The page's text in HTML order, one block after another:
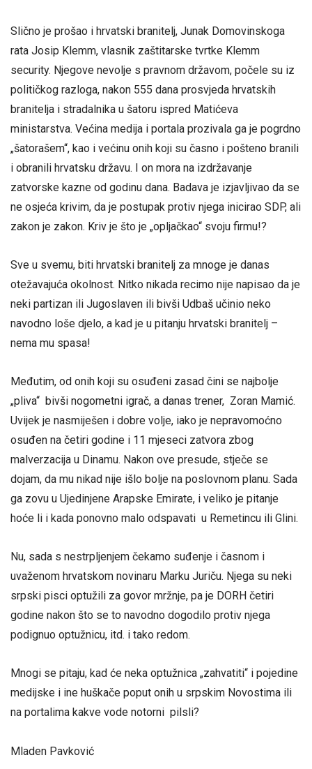
Slično je prošao i hrvatski branitelj, Junak Domovinskoga
rata Josip Klemm, vlasnik zaštitarske tvrtke Klemm
security. Njegove nevolje s pravnom državom, počele su iz
političkog razloga, nakon 555 dana prosvjeda hrvatskih
branitelja i stradalnika u šatoru ispred Matićeva
ministarstva. Većina medija i portala prozivala ga je pogrdno
„šatorašem“, kao i većinu onih koji su časno i pošteno branili
i obranili hrvatsku državu. I on mora na izdržavanje
zatvorske kazne od godinu dana. Badava je izjavljivao da se
ne osjeća krivim, da je postupak protiv njega inicirao SDP, ali
zakon je zakon. Kriv je što je „opljačkao“ svoju firmu!?
Sve u svemu, biti hrvatski branitelj za mnoge je danas
otežavajuća okolnost. Nitko nikada recimo nije napisao da je
neki partizan ili Jugoslaven ili bivši Udbaš učinio neko
navodno loše djelo, a kad je u pitanju hrvatski branitelj –
nema mu spasa!
Međutim, od onih koji su osuđeni zasad čini se najbolje
„pliva“ bivši nogometni igrač, a danas trener, Zoran Mamić.
Uvijek je nasmiješen i dobre volje, iako je nepravomoćno
osuđen na četiri godine i 11 mjeseci zatvora zbog
malverzacija u Dinamu. Nakon ove presude, stječe se
dojam, da mu nikad nije išlo bolje na poslovnom planu. Sada
ga zovu u Ujedinjene Arapske Emirate, i veliko je pitanje
hoće li i kada ponovno malo odspavati u Remetincu ili Glini.
Nu, sada s nestrpljenjem čekamo suđenje i časnom i
uvaženom hrvatskom novinaru Marku Juriču. Njega su neki
srpski pisci optužili za govor mržnje, pa je DORH četiri
godine nakon što se to navodno dogodilo protiv njega
podignuo optužnicu, itd. i tako redom.
Mnogi se pitaju, kad će neka optužnica „zahvatiti“ i pojedine
medijske i ine huškače poput onih u srpskim Novostima ili
na portalima kakve vode notorni pilsli?
Mladen Pavković